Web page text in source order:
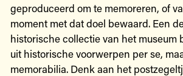
geproduceerd om te memoreren, of
moment met dat doel bewaard. Een
historische collectie van het museum
uit historische voorwerpen per se,
memorabilia. Denk aan het